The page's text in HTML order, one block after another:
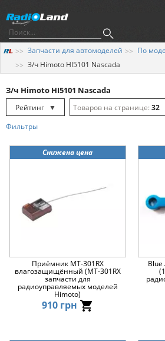
Запчасти для автомоделей
По
З/ч Himoto HI5101 Nascada
З/ч Himoto HI5101 Nascada
Рейтинг
▼
Рейтинг
Дата ▼
32
Фильтры
Снижена цена
Приёмник MT-301RX
влагозащищённый (MT-301RX
запчасти для
радиоуправляемых моделей
Himoto)
910 грн
Blue